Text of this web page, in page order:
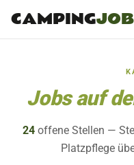
CAMPING
Jobs auf
24 offene Stellen —
Platzpflege